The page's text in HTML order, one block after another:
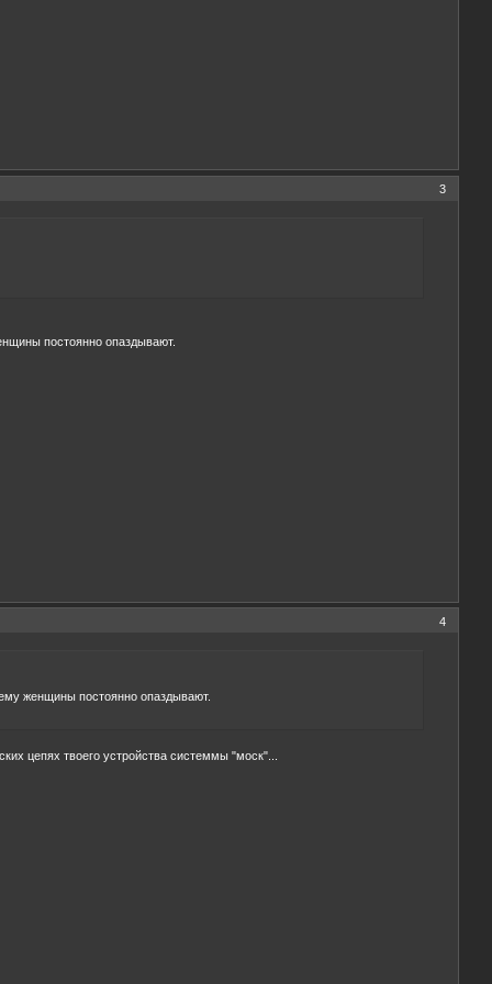
3
постоянно опаздывают.
4
женщины постоянно опаздывают.
цепях твоего устройства системмы "моск"...